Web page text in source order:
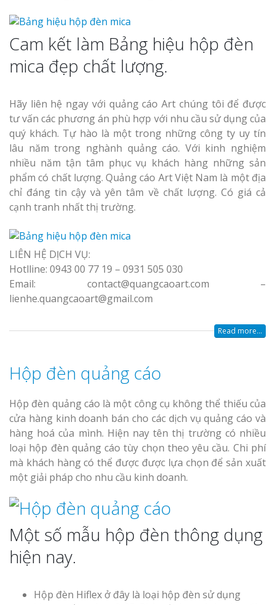
Cam kết làm Bảng hiệu hộp đèn
mica đẹp chất lượng.
Hãy liên hệ ngay với quảng cáo Art chúng tôi để được
tư vấn các phương án phù hợp với nhu cầu sử dụng của
quý khách. Tự hào là một trong những công ty uy tín
lâu năm trong nghành quảng cáo. Với kinh nghiệm
nhiều năm tận tâm phục vụ khách hàng những sản
phẩm có chất lượng. Quảng cáo Art Việt Nam là một địa
chỉ đáng tin cậy và yên tâm về chất lượng. Có giá cả
cạnh tranh nhất thị trường.
LIÊN HỆ DỊCH VỤ:
Hotlline: 0943 00 77 19 – 0931 505 030
Email: contact@quangcaoart.com –
lienhe.quangcaoart@gmail.com
Read more...
Hộp đèn quảng cáo
Hộp đèn quảng cáo là một công cụ không thể thiếu của
cửa hàng kinh doanh bán cho các dịch vụ quảng cáo và
hàng hoá của mình. Hiện nay tên thị trường có nhiều
loại hộp đèn quảng cáo tùy chọn theo yêu cầu. Chi phí
mà khách hàng có thể được được lựa chọn để sản xuất
một giải pháp cho nhu cầu kinh doanh.
Một số mẫu hộp đèn thông dụng
hiện nay.
Hộp đèn Hiflex ở đây là loại hộp đèn sử dụng